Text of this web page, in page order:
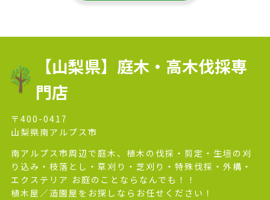
【山梨県】庭木・高木伐採専
門店
〒400-0417
山梨県南アルプス市
南アルプス市周辺で庭木、植木の伐採・剪定・生垣の刈
り込み・枝落とし・草刈り・芝刈り・特殊伐採・外構・
エクステリア お庭のことならなんでも！！
植木屋／造園屋をお探しならお任せください！